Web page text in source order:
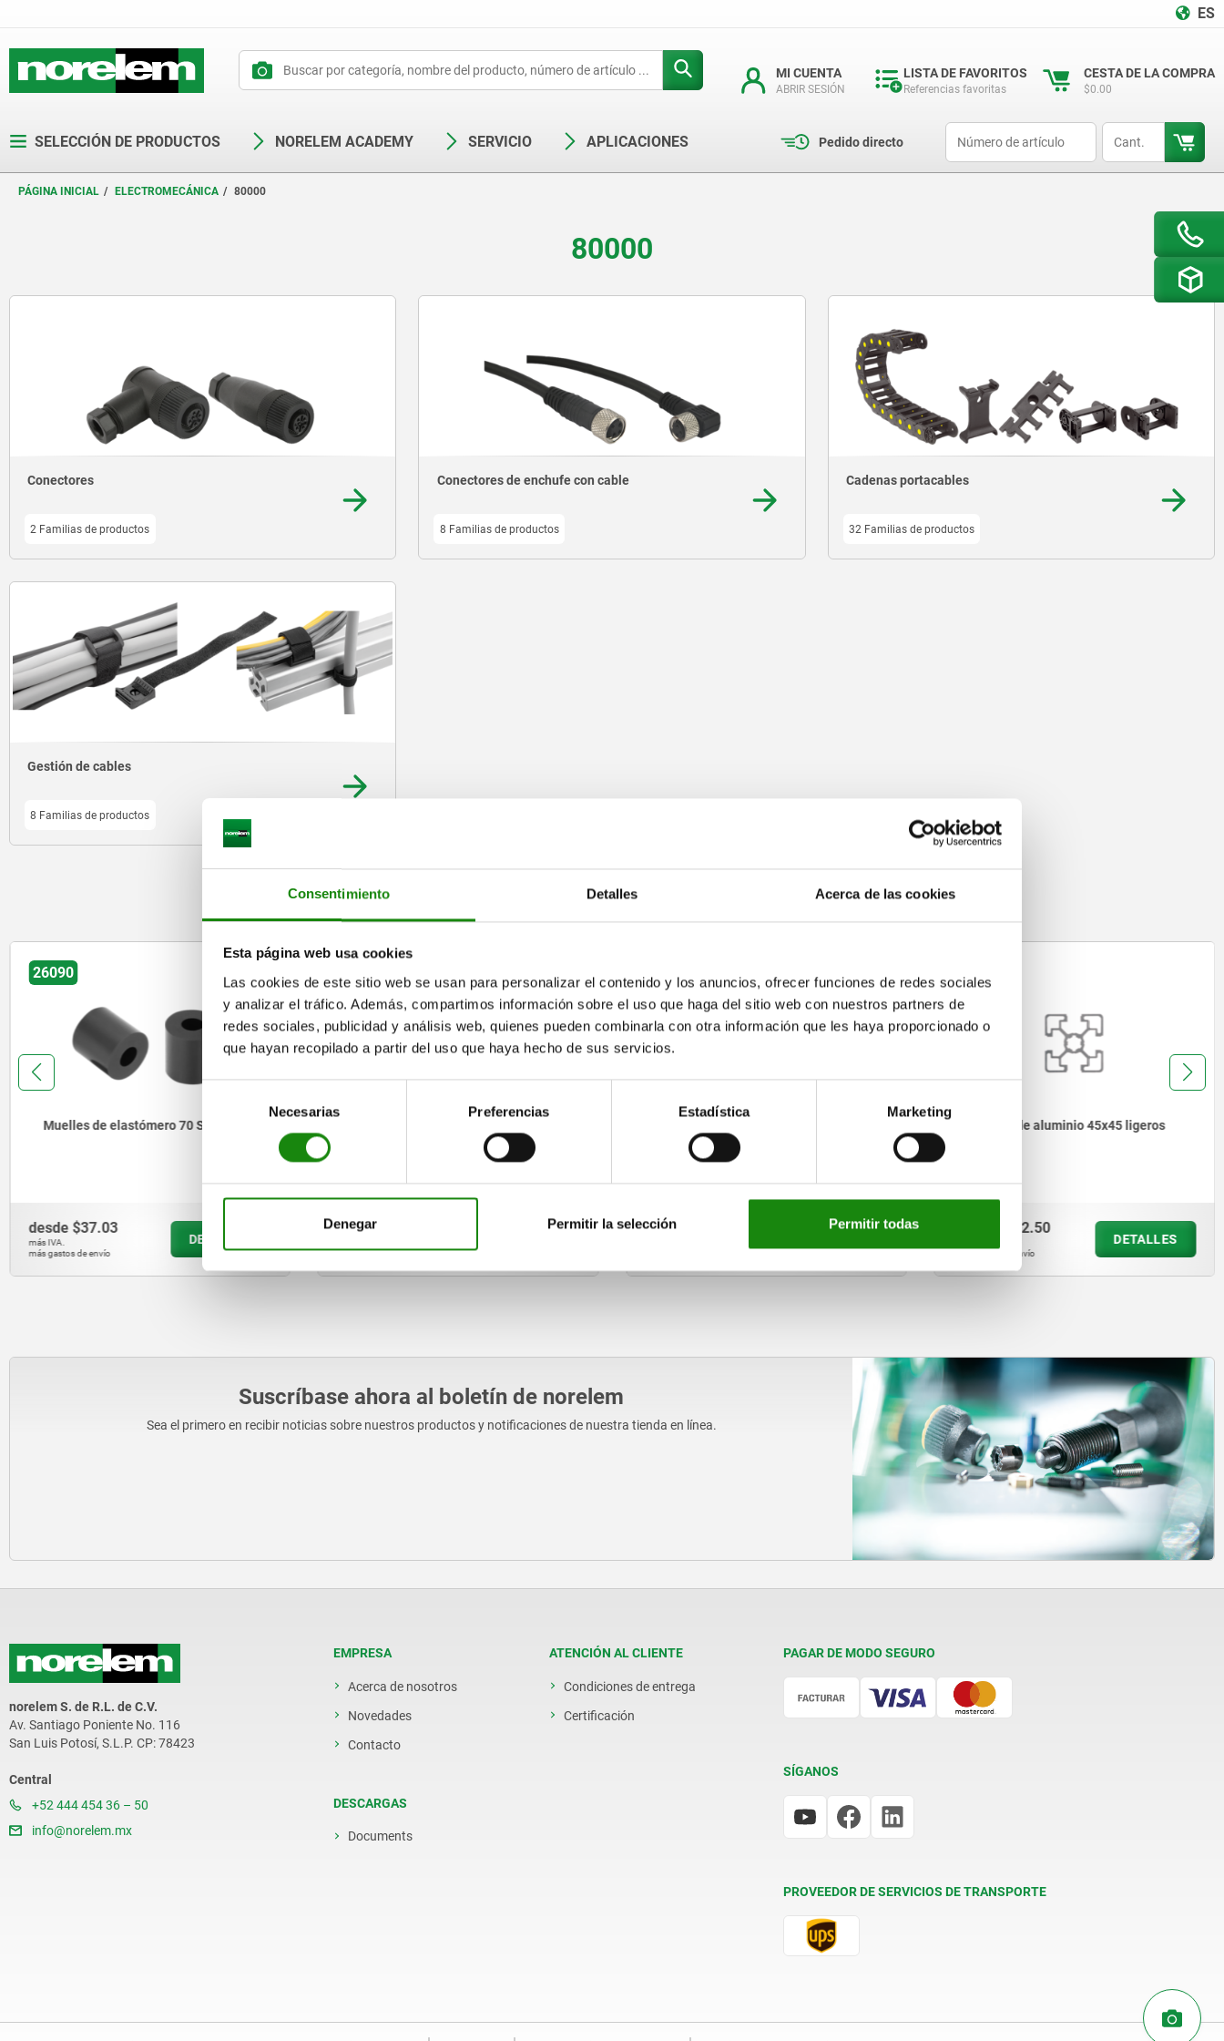
Consentimiento Detalles Acerca de las cookies
Esta página web usa cookies
Las cookies de este sitio web se usan para personalizar el contenido y los anuncios, ofrecer funciones de redes sociales
y analizar el tráfico. Además, compartimos información sobre el uso que haga del sitio web con nuestros partners de
redes sociales, publicidad y análisis web, quienes pueden combinarla con otra información que les haya proporcionado o
que hayan recopilado a partir del uso que haya hecho de sus servicios.
consentimiento
Necesarias Preferencias Estadística Marketing
Denegar Permitir la selección Permitir todas
ES
MI CUENTA
ABRIR SESIÓN
LISTA DE FAVORITOS
Referencias favoritas
CESTA DE LA COMPRA
$0.00
SELECCIÓN DE PRODUCTOS NORELEM ACADEMY SERVICIO APLICACIONES Pedido directo
PÁGINA INICIAL ELECTROMECÁNICA 80000
80000
Conectores
2 Familias de productos
Conectores de enchufe con cable
8 Familias de productos
Cadenas portacables
32 Familias de productos
Gestión de cables
8 Familias de productos
Otros clientes también compraron
26090
Muelles de elastómero 70 Shore A
desde $37.03
más IVA.
más gastos de envío
DETALLES
26092
desde
más gastos de envío
10048
desde
10157
Perfiles de aluminio 45x45 ligeros
$752.50
más gastos de envío
DETALLES
Suscríbase ahora al boletín de norelem
Sea el primero en recibir noticias sobre nuestros productos y notificaciones de nuestra tienda en línea.
norelem S. de R.L. de C.V.
Av. Santiago Poniente No. 116
San Luis Potosí, S.L.P. CP: 78423
Central
+52 444 454 36 – 50
info@norelem.mx
EMPRESA
Acerca de nosotros
Novedades
Contacto
DESCARGAS
Documents
ATENCIÓN AL CLIENTE
Condiciones de entrega
Certificación
PAGAR DE MODO SEGURO
SÍGANOS
PROVEEDOR DE SERVICIOS DE TRANSPORTE